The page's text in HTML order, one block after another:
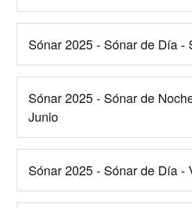
Sónar 2025 - Sónar de Día -
Sónar 2025 - Sónar de
Junio
Sónar 2025 - Sónar de Día -